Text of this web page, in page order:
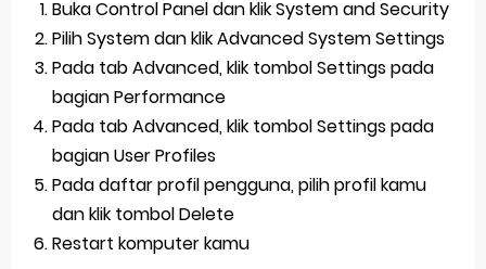
Buka Control Panel dan klik System and Security
Pilih System dan klik Advanced System Settings
Pada tab Advanced, klik tombol Settings pada
bagian Performance
Pada tab Advanced, klik tombol Settings pada
bagian User Profiles
Pada daftar profil pengguna, pilih profil kamu
dan klik tombol Delete
Restart komputer kamu